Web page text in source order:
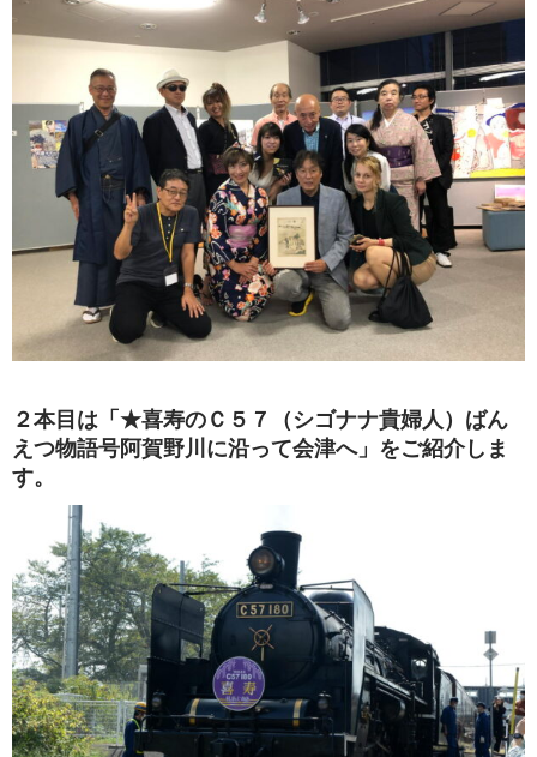
２本目は「★喜寿のＣ５７（シゴナナ貴婦人）ばん
えつ物語号阿賀野川に沿って会津へ」をご紹介しま
す。